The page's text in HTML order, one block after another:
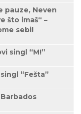
pauze, Neven
što imaš“ –
sebi!
singl “M!”
“Fešta”